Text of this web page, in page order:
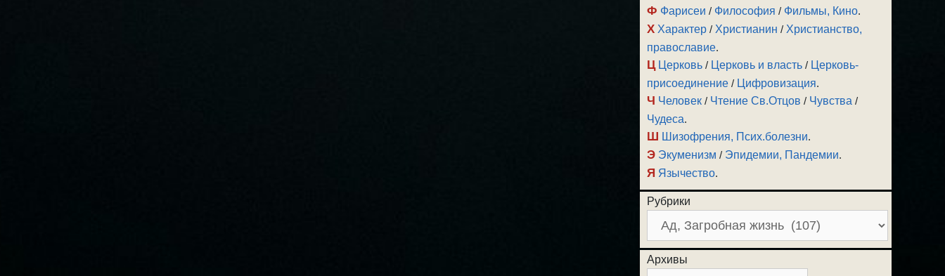
Ф Фарисеи / Философия / Фильмы, Кино.
Х Характер / Христианин / Христианство,
православие.
Ц Церковь / Церковь и власть / Церковь-
присоединение / Цифровизация.
Ч Человек / Чтение Св.Отцов / Чувства /
Чудеса.
Ш Шизофрения, Псих.болезни.
Э Экуменизм / Эпидемии, Пандемии.
Я Язычество.
Рубрики
Архивы